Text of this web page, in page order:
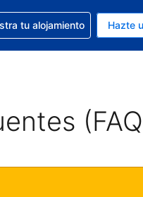
actual es Dólar de
prefieres. Tu idioma
ayuda con la reserva
tu alojamiento Hazte